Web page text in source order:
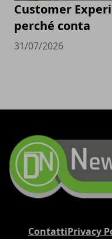
Customer
perché conta
31/07/2026
ContattiPrivacy